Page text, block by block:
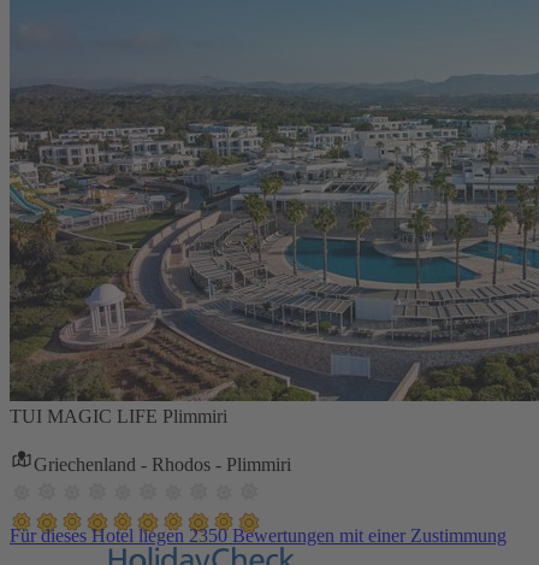
TUI MAGIC LIFE Plimmiri
Griechenland - Rhodos - Plimmiri
Für dieses Hotel liegen 2350 Bewertungen mit einer Zustimmung